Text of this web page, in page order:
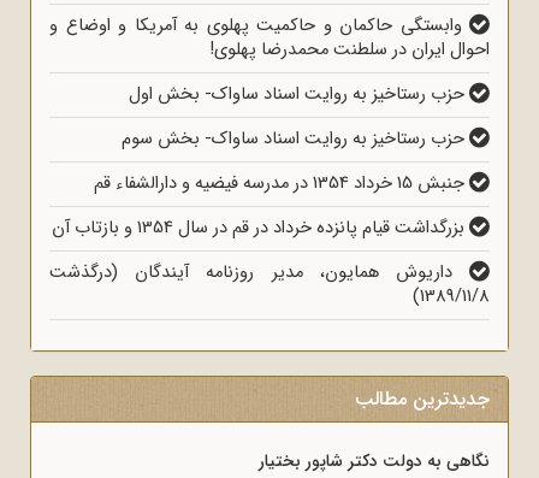
وابستگی حاکمان و حاکمیت پهلوی به آمریکا و اوضاع و
احوال ایران در سلطنت محمدرضا پهلوی!
حزب رستاخیز به روایت اسناد ساواک- بخش اول
حزب رستاخیز به روایت اسناد ساواک- بخش سوم
جنبش 15 خرداد 1354 در مدرسه فیضیه و دارالشفاء قم
بزرگداشت قیام پانزده خرداد در قم در سال 1354 و بازتاب آن
داریوش همایون، مدیر روزنامه آیندگان (درگذشت
1389/11/8)
جدیدترین مطالب
نگاهی به دولت دکتر شاپور بختیار